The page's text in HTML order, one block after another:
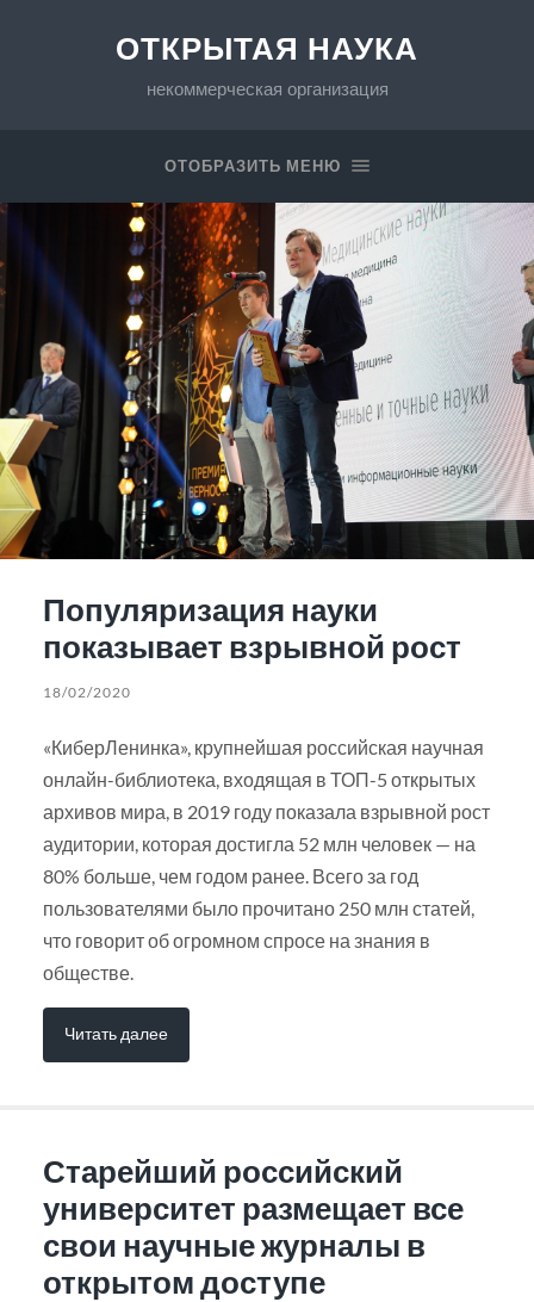
ОТКРЫТАЯ НАУКА
некоммерческая организация
ОТОБРАЗИТЬ МЕНЮ
Популяризация науки
показывает взрывной рост
18/02/2020
«КиберЛенинка», крупнейшая российская научная
онлайн-библиотека, входящая в ТОП-5 открытых
архивов мира, в 2019 году показала взрывной рост
аудитории, которая достигла 52 млн человек — на
80% больше, чем годом ранее. Всего за год
пользователями было прочитано 250 млн статей,
что говорит об огромном спросе на знания в
обществе.
Читать далее
Старейший российский
университет размещает все
свои научные журналы в
открытом доступе